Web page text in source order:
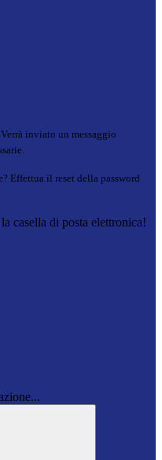
Verrà inviato un messaggio
Effettua il reset della password
casella di posta elettronica!